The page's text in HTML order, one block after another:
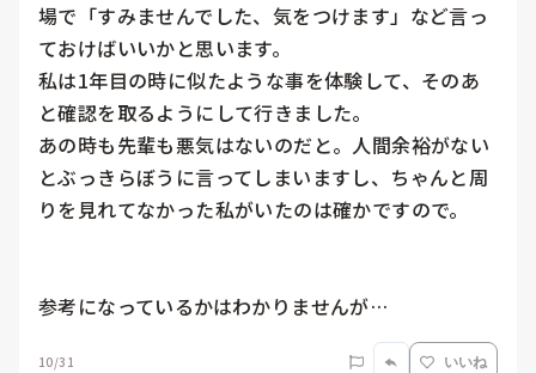
場で「すみませんでした、気をつけます」など言っ
ておけばいいかと思います。
私は1年目の時に似たような事を体験して、そのあ
と確認を取るようにして行きました。
あの時も先輩も悪気はないのだと。人間余裕がない
とぶっきらぼうに言ってしまいますし、ちゃんと周
りを見れてなかった私がいたのは確かですので。
参考になっているかはわかりませんが…
10/31 いいね